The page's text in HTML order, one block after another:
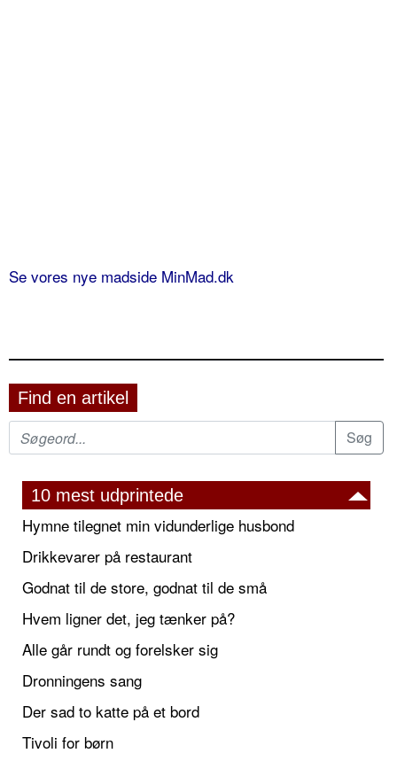
Se vores nye madside MinMad.dk
Find en artikel
10 mest udprintede
Hymne tilegnet min vidunderlige husbond
Drikkevarer på restaurant
Godnat til de store, godnat til de små
Hvem ligner det, jeg tænker på?
Alle går rundt og forelsker sig
Dronningens sang
Der sad to katte på et bord
Tivoli for børn